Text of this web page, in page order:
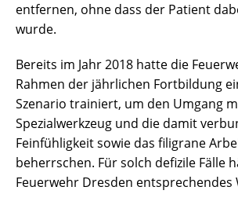
entfernen, ohne dass der Patient
wurde.
Bereits im Jahr 2018 hatte die
Rahmen der jährlichen Fortbildung
Szenario trainiert, um den Umgang
Spezialwerkzeug und die damit
Feinfühligkeit sowie das filigrane
beherrschen. Für solch defizile Fälle
Feuerwehr Dresden entsprechendes